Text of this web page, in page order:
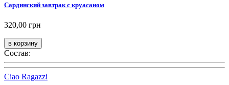
Сардинский завтрак с круасаном
320,00 грн
Состав:
Ciao Ragazzi